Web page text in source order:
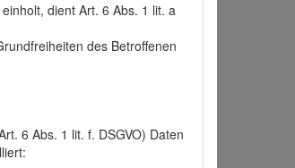
dient Art. 6 Abs. 1 lit. a
des Betroffenen
6 Abs. 1 lit. f. DSGVO) Daten